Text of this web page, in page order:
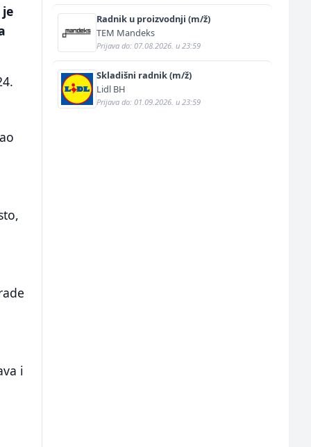
i
Radnik u proizvodnji (m/ž)
TEM Mandeks
Prijava do: 07.08.2026. u 23:59
Skladišni radnik (m/ž)
Lidl BH
Prijava do: 01.09.2026. u 23:59